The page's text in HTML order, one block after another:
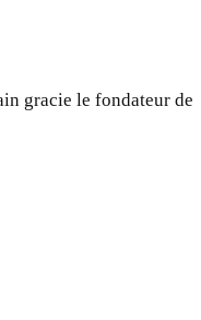
gracie le fondateur de